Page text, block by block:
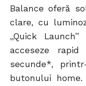
Balance oferă
clare, cu
„Quick
acceseze
secunde*,
butonului